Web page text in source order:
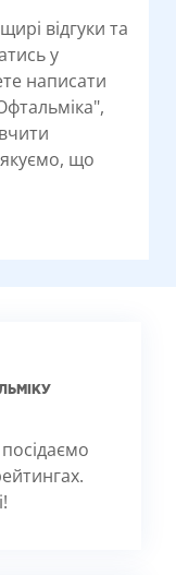
відгуки та
у
написати
що